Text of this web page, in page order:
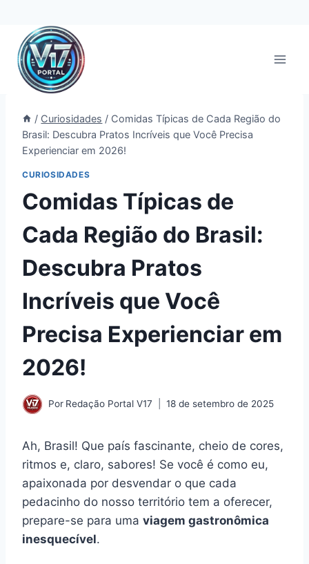
Pular
para
Conteúdo
/ Curiosidades / Comidas Típicas de Cada Região do
Brasil: Descubra Pratos Incríveis que Você Precisa
Experienciar em 2026!
CURIOSIDADES
Comidas Típicas de
Cada Região do Brasil:
Descubra Pratos
Incríveis que Você
Precisa Experienciar em
2026!
Por Redação Portal V17 18 de setembro de 2025
Ah, Brasil! Que país fascinante, cheio de cores,
ritmos e, claro, sabores! Se você é como eu,
apaixonada por desvendar o que cada
pedacinho do nosso território tem a oferecer,
prepare-se para uma viagem gastronômica
inesquecível.